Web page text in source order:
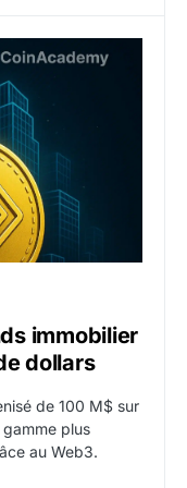
tokenisé de
immobilier
dollars
de 100 M$ sur
plus
au Web3.